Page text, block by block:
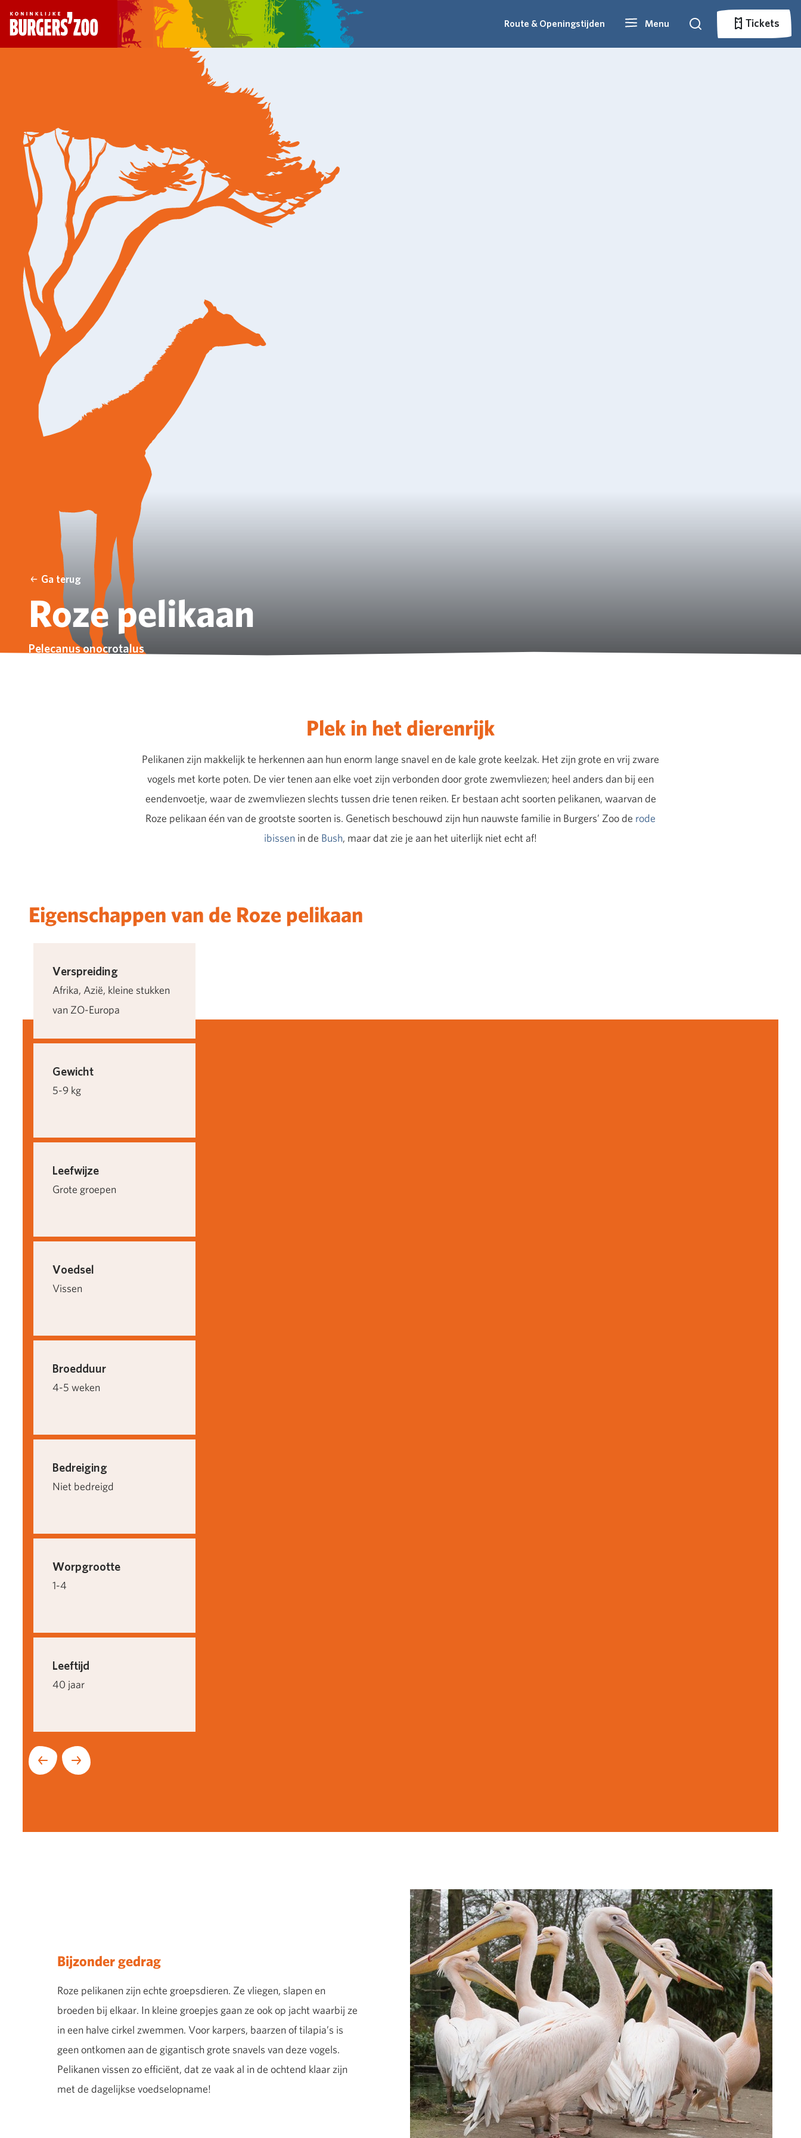
- Homepagina Route & Openingstijden Menu Zoeken Tickets
Tickets
Ga terug
Roze pelikaan
Pelecanus onocrotalus
Plek in het dierenrijk
Pelikanen zijn makkelijk te herkennen aan hun enorm lange snavel en de kale grote keelzak. Het zijn grote en vrij zware
vogels met korte poten. De vier tenen aan elke voet zijn verbonden door grote zwemvliezen; heel anders dan bij een
eendenvoetje, waar de zwemvliezen slechts tussen drie tenen reiken. Er bestaan acht soorten pelikanen, waarvan de
Roze pelikaan één van de grootste soorten is. Genetisch beschouwd zijn hun nauwste familie in Burgers’ Zoo de rode
ibissen in de Bush, maar dat zie je aan het uiterlijk niet echt af!
Eigenschappen van de Roze pelikaan
Verspreiding
Afrika, Azië, kleine stukken
van ZO-Europa
Gewicht
5-9 kg
Leefwijze
Grote groepen
Voedsel
Vissen
Broedduur
4-5 weken
Bedreiging
Niet bedreigd
Worpgrootte
1-4
Leeftijd
40 jaar
Volgende
Bijzonder gedrag
Roze pelikanen zijn echte groepsdieren. Ze vliegen, slapen en
broeden bij elkaar. In kleine groepjes gaan ze ook op jacht waarbij ze
in een halve cirkel zwemmen. Voor karpers, baarzen of tilapia’s is
geen ontkomen aan de gigantisch grote snavels van deze vogels.
Pelikanen vissen zo efficiënt, dat ze vaak al in de ochtend klaar zijn
met de dagelijkse voedselopname!